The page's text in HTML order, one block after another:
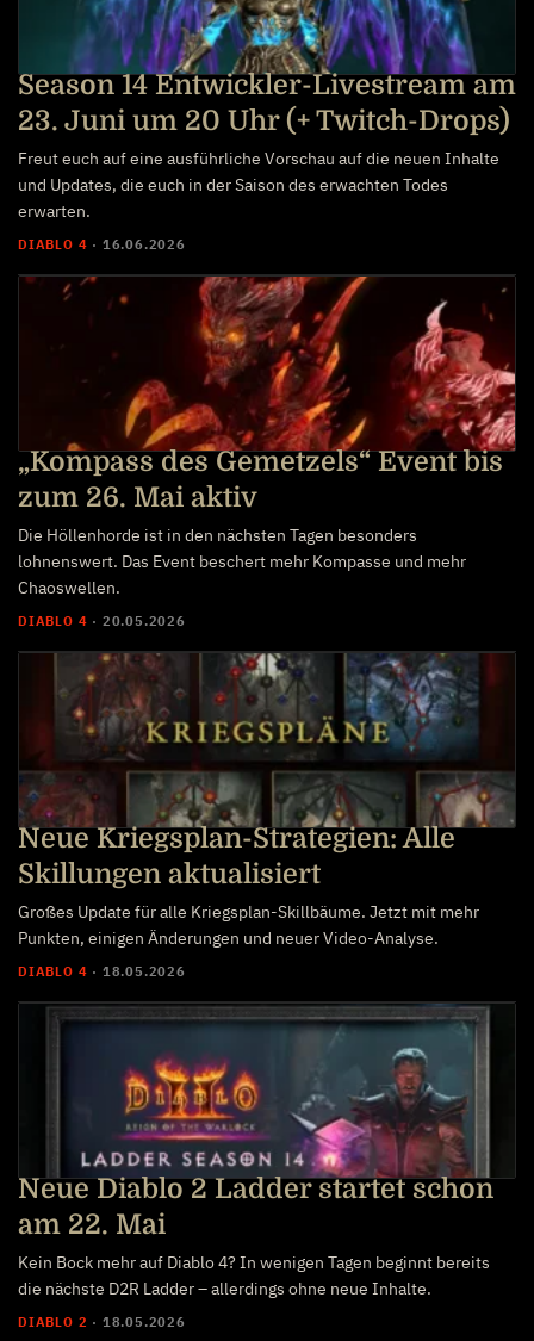
Season 14 Entwickler-Livestream am
23. Juni um 20 Uhr (+ Twitch-Drops)
Freut euch auf eine ausführliche Vorschau auf die neuen Inhalte
und Updates, die euch in der Saison des erwachten Todes
erwarten.
DIABLO 4 · 16.06.2026
„Kompass des Gemetzels“ Event bis
zum 26. Mai aktiv
Die Höllenhorde ist in den nächsten Tagen besonders
lohnenswert. Das Event beschert mehr Kompasse und mehr
Chaoswellen.
DIABLO 4 · 20.05.2026
Neue Kriegsplan-Strategien: Alle
Skillungen aktualisiert
Großes Update für alle Kriegsplan-Skillbäume. Jetzt mit mehr
Punkten, einigen Änderungen und neuer Video-Analyse.
DIABLO 4 · 18.05.2026
Neue Diablo 2 Ladder startet schon
am 22. Mai
Kein Bock mehr auf Diablo 4? In wenigen Tagen beginnt bereits
die nächste D2R Ladder – allerdings ohne neue Inhalte.
DIABLO 2 · 18.05.2026